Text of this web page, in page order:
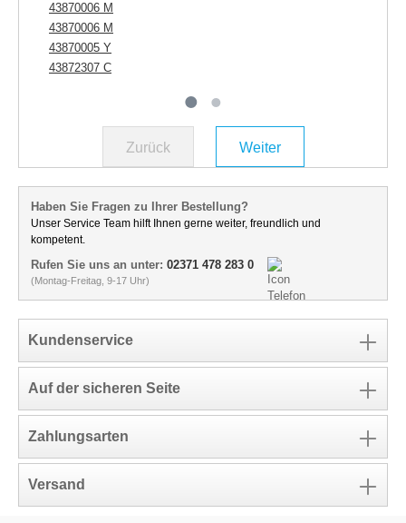
43870006 M
43870006 M
43870005 Y
43872307 C
Zurück Weiter
Haben Sie Fragen zu Ihrer Bestellung?
Unser Service Team hilft Ihnen gerne weiter, freundlich und
kompetent.
Rufen Sie uns an unter: 02371 478 283 0
(Montag-Freitag, 9-17 Uhr)
Kundenservice
Auf der sicheren Seite
Zahlungsarten
Versand